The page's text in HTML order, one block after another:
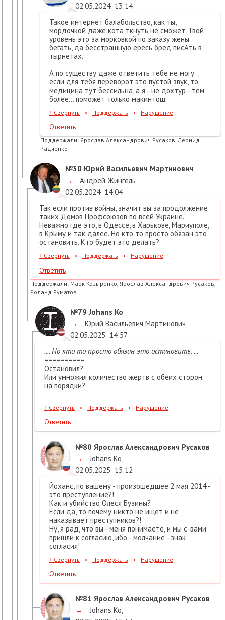
02.05.2024 13:14
Такое интернет балабольство, как ты,
мордочкой даже кота ткнуть не сможет. Твой
уровень это за морковкой по заказу жены
бегать, да бесстрашную ересь бред писАть в
тырнетах.
А по существу даже ответить тебе не могу...
если для тебя переворот это пустой звук, то
медицина тут бессильна, а я - не дохтур - тем
более... поможет только макинтош.
↑ Свернуть • Поддержать • Нарушение
Ответить
Поддержали: Ярослав Александрович Русаков, Леонид
Радченко
№30 Юрий Васильевич Мартинович
→
Андрей Жингель
02.05.2024 14:04
Так если против войны, значит вы за продолжение
таких Домов Профсоюзов по всей Украине.
Неважно где это, в Одессе, в Харькове, Мариуполе,
в Крыму и так далее. Но кто то просто обязан это
остановить. Кто будет это делать?
↑ Свернуть • Поддержать • Нарушение
Ответить
Поддержали: Марк Козыренко, Ярослав Александрович Русаков,
Роланд Руматов
№79 Johans Ko
→
Юрий Васильевич Мартинович
02.05.2025 14:57
.... Но кто то просто обязан это остановить. ...
==========
Остановил?
Или умножил количество жертв с обеих сторон
на порядки?
↑ Свернуть • Поддержать • Нарушение
Ответить
№80 Ярослав Александрович Русаков
→
Johans Ko
02.05.2025 15:12
Йоханс, по вашему - произошедшее 2 мая 2014 -
это преступление?!
Как и убийство Олеся Бузины?
Если да, то почему никто не ищет и не
наказывает преступников?!
Ну, я рад, что вы - меня понимаете, и мы с-вами
пришли к согласию, ибо - молчание - знак
согласия!
↑ Свернуть • Поддержать • Нарушение
Ответить
№81 Ярослав Александрович Русаков
→
Johans Ko